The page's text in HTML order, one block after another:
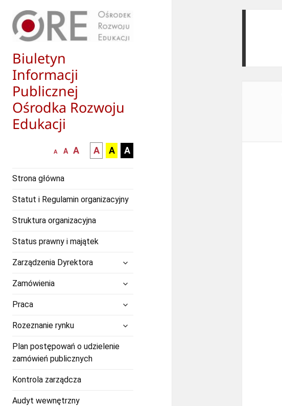
Biuletyn
Informacji
Publicznej
Ośrodka Rozwoju
Edukacji
mniejsza
A
normalna
A
większa-
czcionka
A
kontrast
czarny
białym
A
kontrast
czarny
zółtym
A
kontrast
żółty
A
Strona główna
Statut i Regulamin organizacyjny
Struktura organizacyjna
Status prawny i majątek
Zarządzenia Dyrektora
rozwiń
menu
Zamówienia
Praca
Rozeznanie rynkurozwiń
menu
potomne
Plan postępowań o udzielenie
zamówień publicznych
Kontrola zarządcza
Audyt wewnętrzny